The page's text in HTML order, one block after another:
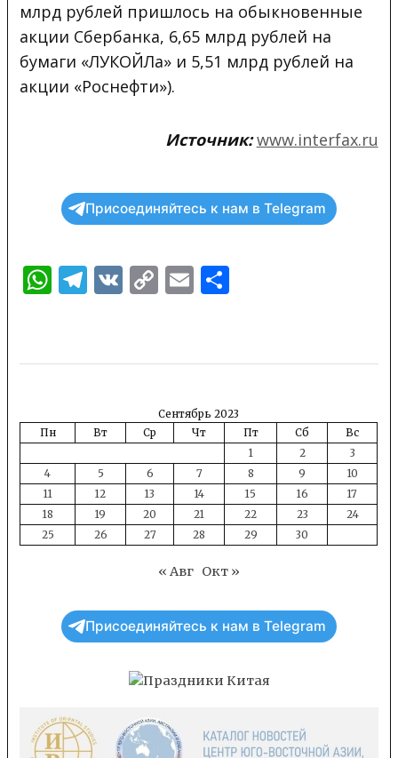
млрд рублей пришлось на обыкновенные
акции Сбербанка, 6,65 млрд рублей на
бумаги «ЛУКОЙЛа» и 5,51 млрд рублей на
акции «Роснефти»).
Источник: www.interfax.ru
Присоединяйтесь к нам в Telegram
WhatsApp
Telegram
VKCopyEmail
Сентябрь 2023
Пн
Вт Ср Чт Пт Сб
Вс
1
2
3
4
5 6 7 8 9
10
11
12 13 14 15 16
17
18
19 20 21 22 23
24
25
26 27 28 29 30
« Авг Окт »
Присоединяйтесь к нам в Telegram